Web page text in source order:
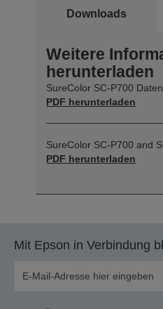
Downloads
Weitere
herunterladen
SureColor SC-P700
PDF herunterladen
SureColor SC-P700 and
PDF herunterladen
Mit Epson in Verbindung